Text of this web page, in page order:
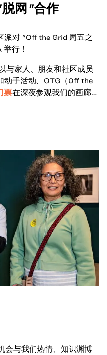
脱网 "合作
派对 "Off the Grid 周五之
行！
与家人、朋友和社区成员
动手活动、OTG（Off the
票在深夜参观我们的画廊和
会与我们热情、知识渊博